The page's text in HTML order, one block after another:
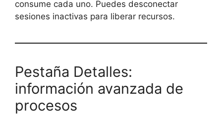
consume cada uno. Puedes desconectar
sesiones inactivas para liberar recursos.
Pestaña Detalles:
información avanzada de
procesos